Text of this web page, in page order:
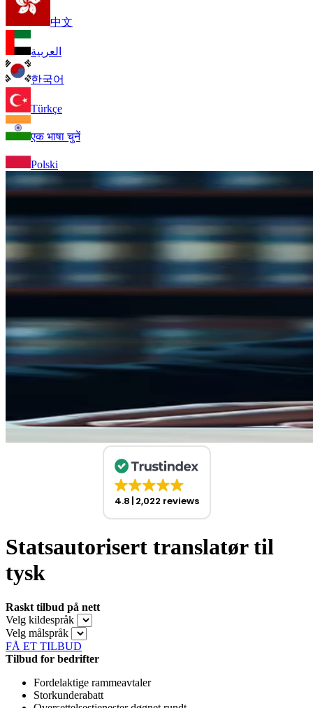
中文
العربية
한국어
Türkçe
एक भाषा चुनें
Polski
4.8 2,022 reviews
Statsautorisert translatør til
tysk
Raskt tilbud på nett
Velg kildespråk
Velg målspråk
FÅ ET TILBUD
Tilbud for bedrifter
Fordelaktige rammeavtaler
Storkunderabatt